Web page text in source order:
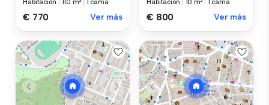
Habitación 110 m² 1 cama
€ 770 Ver más
Habitación 10 m² 1 cama
€ 800 Ver más